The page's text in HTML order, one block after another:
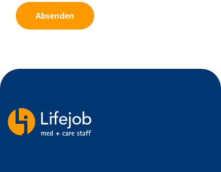
Absenden